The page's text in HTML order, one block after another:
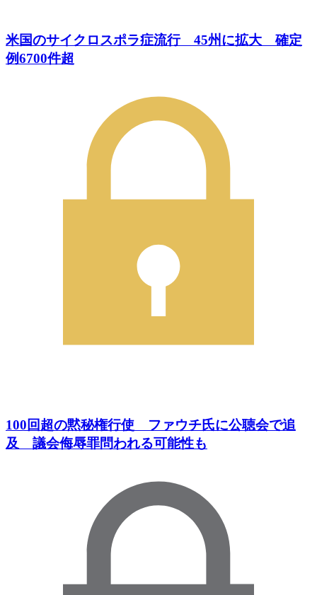
米国のサイクロスポラ症流行 45州に拡大 確定
例6700件超
100回超の黙秘権行使 ファウチ氏に公聴会で追
及 議会侮辱罪問われる可能性も